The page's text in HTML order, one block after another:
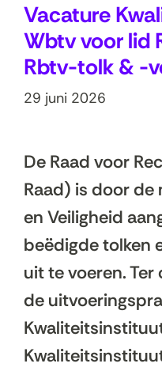
Vacature
Wbtv voor lid
Rbtv-tolk & -
29 juni 2026
De Raad voor
Raad) is door
en Veiligheid
beëdigde tolken
uit te voeren.
de